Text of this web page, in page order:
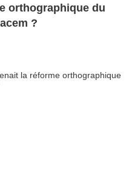
orthographique du
?